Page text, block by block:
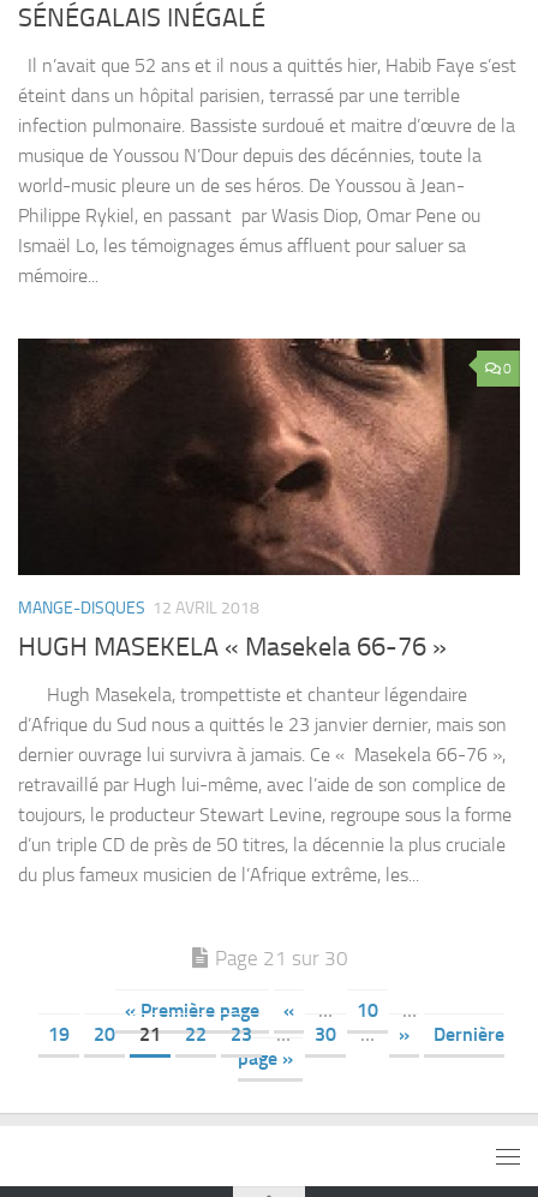
SÉNÉGALAIS INÉGALÉ
Il n’avait que 52 ans et il nous a quittés hier, Habib Faye s’est
éteint dans un hôpital parisien, terrassé par une terrible
infection pulmonaire. Bassiste surdoué et maitre d’œuvre de la
musique de Youssou N’Dour depuis des décénnies, toute la
world-music pleure un de ses héros. De Youssou à Jean-
Philippe Rykiel, en passant par Wasis Diop, Omar Pene ou
Ismaël Lo, les témoignages émus affluent pour saluer sa
mémoire...
0
MANGE-DISQUES 12 AVRIL 2018
HUGH MASEKELA « Masekela 66-76 »
Hugh Masekela, trompettiste et chanteur légendaire
d’Afrique du Sud nous a quittés le 23 janvier dernier, mais son
dernier ouvrage lui survivra à jamais. Ce « Masekela 66-76 »,
retravaillé par Hugh lui-même, avec l’aide de son complice de
toujours, le producteur Stewart Levine, regroupe sous la forme
d’un triple CD de près de 50 titres, la décennie la plus cruciale
du plus fameux musicien de l’Afrique extrême, les...
Page 21 sur 30
« Première page « … 10
…
19
20 21 22 23 … 30 … »
Dernière
page »